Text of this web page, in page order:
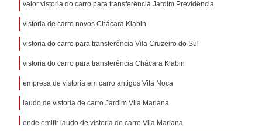
valor vistoria do carro para transferência Jardim Previdência
vistoria de carro novos Chácara Klabin
vistoria do carro para transferência Vila Cruzeiro do Sul
vistoria do carro para transferência Chácara Klabin
empresa de vistoria em carro antigos Vila Noca
laudo de vistoria de carro Jardim Vila Mariana
onde emitir laudo de vistoria de carro Vila Mariana